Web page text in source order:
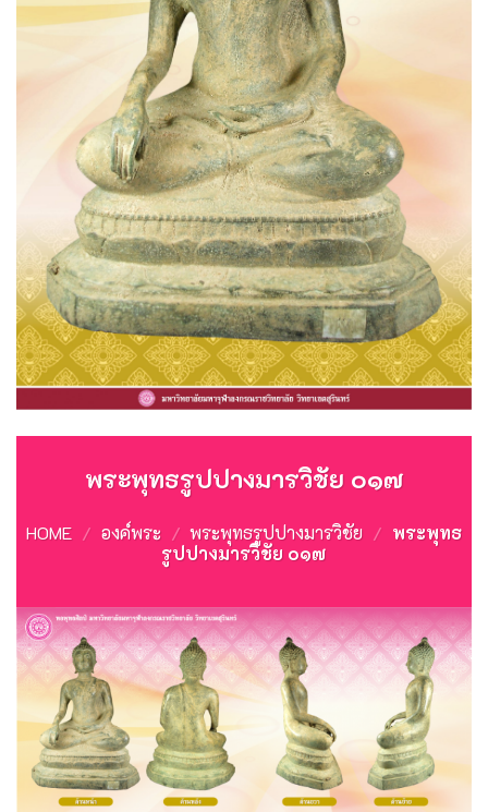
พระพุทธรูปปางมารวิชัย ๐๑๗
HOME / องค์พระ / พระพุทธรูปปางมารวิชัย / พระพุทธ
รูปปางมารวิชัย ๐๑๗